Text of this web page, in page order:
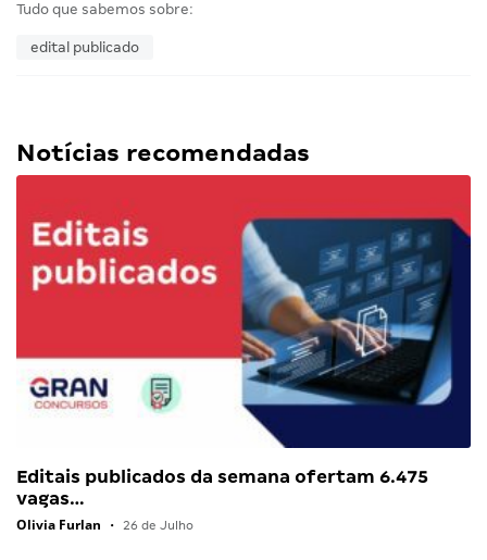
Tudo que sabemos sobre:
edital publicado
Notícias recomendadas
Editais publicados da semana ofertam 6.475
vagas…
Olivia Furlan • 26 de Julho